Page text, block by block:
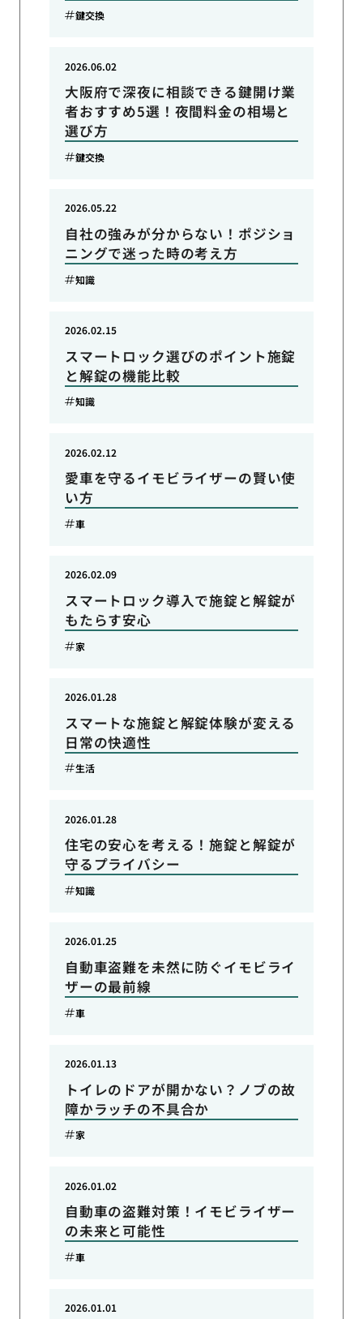
鍵交換
大阪府で深夜に相談できる鍵開け業
者おすすめ5選！夜間料金の相場と
選び方
2026.06.02
鍵交換
自社の強みが分からない！ポジショ
ニングで迷った時の考え方
2026.05.22
知識
スマートロック選びのポイント施錠
と解錠の機能比較
2026.02.15
知識
愛車を守るイモビライザーの賢い使
い方
2026.02.12
車
スマートロック導入で施錠と解錠が
もたらす安心
2026.02.09
家
スマートな施錠と解錠体験が変える
日常の快適性
2026.01.28
生活
住宅の安心を考える！施錠と解錠が
守るプライバシー
2026.01.28
知識
自動車盗難を未然に防ぐイモビライ
ザーの最前線
2026.01.25
車
トイレのドアが開かない？ノブの故
障かラッチの不具合か
2026.01.13
家
自動車の盗難対策！イモビライザー
の未来と可能性
2026.01.02
車
2026.01.01